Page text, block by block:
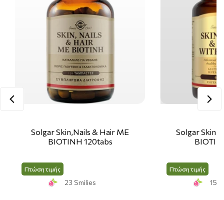
Solgar Skin,Nails & Hair ΜΕ
ΒΙΟΤΙΝΗ 120tabs
Πτώση τιμής
23 Smilies
Solgar
Πτώση τιμής
15